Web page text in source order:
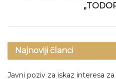
Najnoviji članci
Javni poziv za iskaz interesa